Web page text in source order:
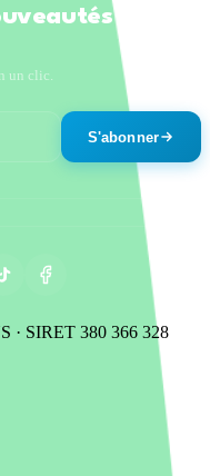
un clic.
S'abonner
· SIRET 380 366 328